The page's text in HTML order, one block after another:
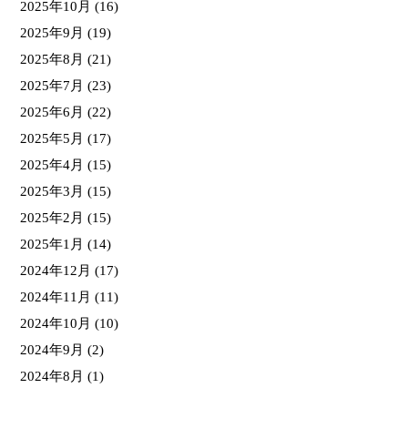
2025年10月 (16)
2025年9月 (19)
2025年8月 (21)
2025年7月 (23)
2025年6月 (22)
2025年5月 (17)
2025年4月 (15)
2025年3月 (15)
2025年2月 (15)
2025年1月 (14)
2024年12月 (17)
2024年11月 (11)
2024年10月 (10)
2024年9月 (2)
2024年8月 (1)